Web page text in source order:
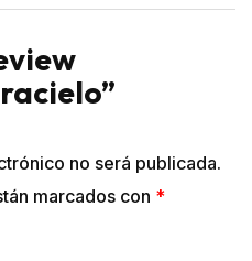
no será publicada.
marcados con *